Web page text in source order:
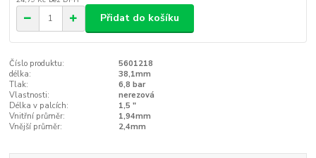
Přidat do košíku
Číslo produktu:
5601218
délka:
38,1mm
Tlak:
6,8 bar
Vlastnosti:
nerezová
Délka v palcích:
1,5 "
Vnitřní průměr:
1,94mm
Vnější průměr:
2,4mm